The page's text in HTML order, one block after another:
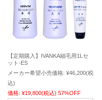
【定期購入】IVANKA細毛用1Lセ
ット-ES
メーカー希望小売価格: ¥46,200(税
込)
価格: ¥19,800(税込) 57%OFF